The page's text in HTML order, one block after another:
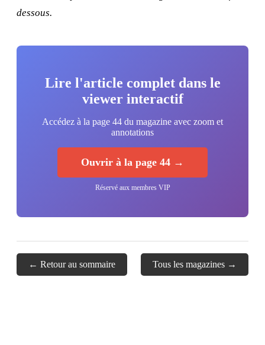
dessous.
Lire l'article complet dans le
viewer interactif
Accédez à la page 44 du magazine avec zoom et
annotations
Ouvrir à la page 44 →
Réservé aux membres VIP
← Retour au sommaire Tous les magazines →